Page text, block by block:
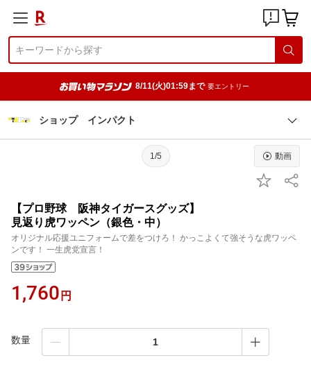
8/11(火)01:59まで 要エントリー
ショップ インパクト
1/5 動画
【プロ野球 阪神タイガースグッズ】
見返り虎ワッペン（銀色・中）
オリジナル応援ユニフォームで差をつけろ！ かっこよくて強そうな虎ワッペ
ンです！ 一生虎党宣言！
1,760 円
数量